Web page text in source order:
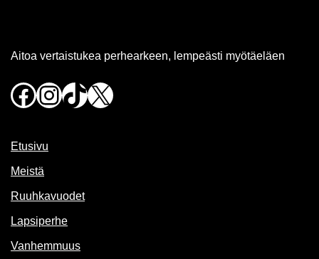
Aitoa vertaistukea perhearkeen, lempeästi myötäeläen
Facebook
Instagram
TikTok
X
Etusivu
Meistä
Ruuhkavuodet
Lapsiperhe
Vanhemmuus